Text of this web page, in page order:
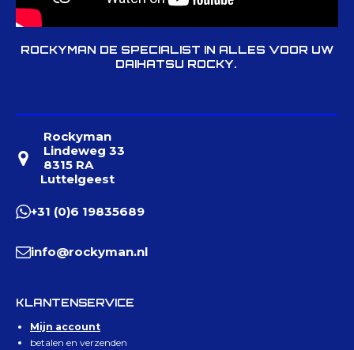
ROCKYMAN DE SPECIALIST IN ALLES VOOR UW
DAIHATSU ROCKY.
Rockyman
Lindeweg 33
8315 RA
Luttelgeest
+31 (0)6 19835689
info@rockyman.nl
KLANTENSERVICE
Mijn account
betalen en verzenden